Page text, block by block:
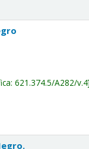
621.374.5/A282/v.4